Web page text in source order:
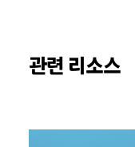
관련 리소스